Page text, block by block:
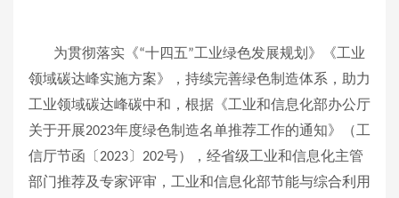
为贯彻落实《“十四五”工业绿色发展规划》《工业
领域碳达峰实施方案》，持续完善绿色制造体系，助力
工业领域碳达峰碳中和，根据《工业和信息化部办公厅
关于开展2023年度绿色制造名单推荐工作的通知》（工
信厅节函〔2023〕 202号），经省级工业和信息化主管
部门推荐及专家评审，工业和信息化部节能与综合利用